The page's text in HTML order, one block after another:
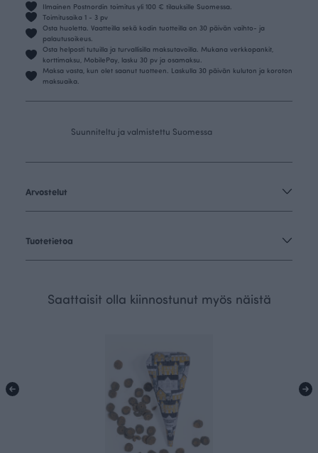
Ilmainen Postnordin toimitus yli 100 € tilauksille Suomessa.
Toimitusaika 1 - 3 pv
Osta huoletta. Vaatteilla sekä kodin tuotteilla on 30 päivän vaihto- ja
palautusoikeus.
Osta helposti tutuilla ja turvallisilla maksutavoilla. Mukana verkkopankit,
korttimaksu, MobilePay, lasku 30 pv ja osamaksu.
Maksa vasta, kun olet saanut tuotteen. Laskulla 30 päivän kuluton ja koroton
maksuaika.
Suunniteltu ja valmistettu Suomessa
Arvostelut
Tuotetietoa
Saattaisit olla kiinnostunut myös näistä